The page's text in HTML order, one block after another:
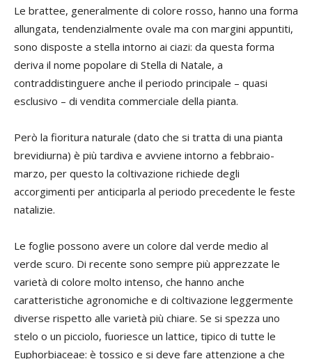
Le brattee, generalmente di colore rosso, hanno una forma
allungata, tendenzialmente ovale ma con margini appuntiti,
sono disposte a stella intorno ai ciazi: da questa forma
deriva il nome popolare di Stella di Natale, a
contraddistinguere anche il periodo principale – quasi
esclusivo – di vendita commerciale della pianta.
Però la fioritura naturale (dato che si tratta di una pianta
brevidiurna) è più tardiva e avviene intorno a febbraio-
marzo, per questo la coltivazione richiede degli
accorgimenti per anticiparla al periodo precedente le feste
natalizie.
Le foglie possono avere un colore dal verde medio al
verde scuro. Di recente sono sempre più apprezzate le
varietà di colore molto intenso, che hanno anche
caratteristiche agronomiche e di coltivazione leggermente
diverse rispetto alle varietà più chiare. Se si spezza uno
stelo o un picciolo, fuoriesce un lattice, tipico di tutte le
Euphorbiaceae: è tossico e si deve fare attenzione a che